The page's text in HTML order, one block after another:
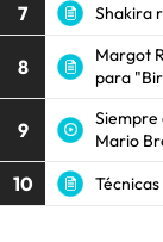
7 Shakira
8
Margot
para
9
Siempre
Mario
10